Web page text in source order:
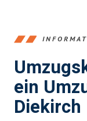
ein
Diekirch